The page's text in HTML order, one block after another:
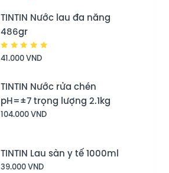
TINTIN Nước lau đa năng
486gr
xếp hạng
41.000VND
TINTIN Nước rửa chén
pH=±7 trọng lượng 2.1kg
104.000VND
TINTIN Lau sàn y tế 1000ml
39.000VND